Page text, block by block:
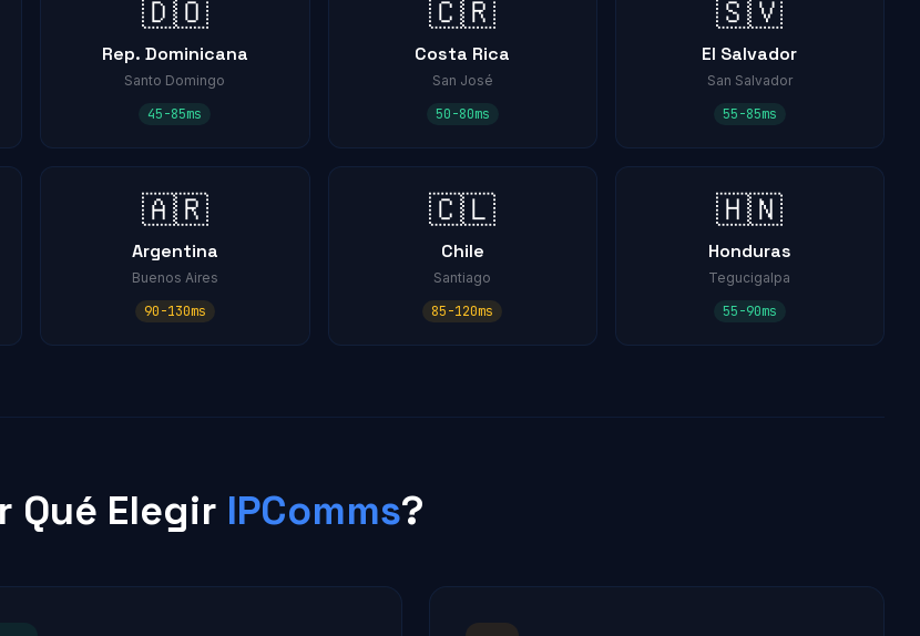
🇩🇴
Rep. Dominicana
Santo Domingo
45-85ms
🇨🇷
Costa Rica
San José
50-80ms
🇸🇻
El Salvador
San Salvador
55-85ms
🇦🇷
Argentina
Buenos Aires
90-130ms
🇨🇱
Chile
Santiago
85-120ms
🇭🇳
Honduras
Tegucigalpa
55-90ms
Qué Elegir IPComms?